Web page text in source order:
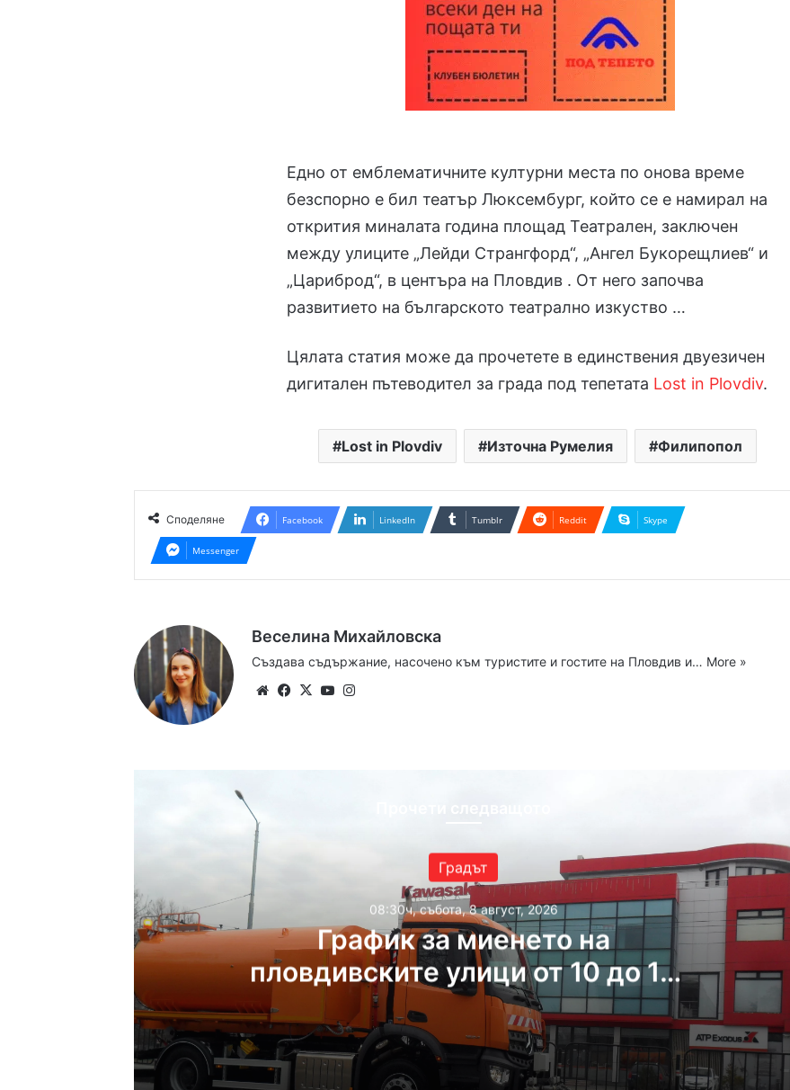
Едно от емблематичните културни места по онова време
безспорно е бил театър Люксембург, който се е намирал на
открития миналата година площад Театрален, заключен
между улиците „Лейди Странгфорд“, „Ангел Букорещлиев“ и
„Цариброд“, в центъра на Пловдив . От него започва
развитието на българското театрално изкуство …
Цялата статия може да прочетете в единствения двуезичен
дигитален пътеводител за града под тепетата Lost in Plovdiv.
Lost in Plovdiv Източна Румелия Филипопол
Споделяне Facebook LinkedIn Tumblr Reddit Skype
Messenger
Веселина Михайловска
Създава съдържание, насочено към туристите и гостите на Пловдив и… More »
WebsiteFacebook
X YouTube
Градът
08:30ч, събота, 8 август, 2026
График за миенето на
пловдивските улици от 10 до 14
август
08:30ч, събота, 8 август, 2026